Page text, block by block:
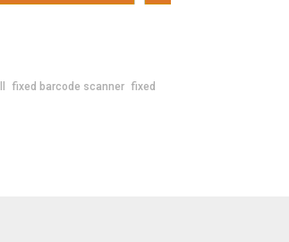
fixed barcode scanner fixed